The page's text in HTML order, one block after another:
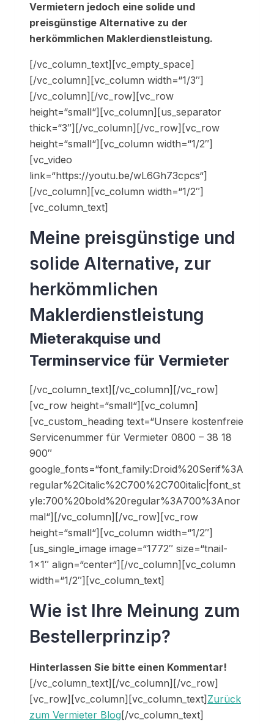
Vermietern jedoch eine solide und
preisgünstige Alternative zu der
herkömmlichen Maklerdienstleistung.
[/vc_column_text][vc_empty_space]
[/vc_column][vc_column width=“1/3″]
[/vc_column][/vc_row][vc_row
height=“small“][vc_column][us_separator
thick=“3″][/vc_column][/vc_row][vc_row
height=“small“][vc_column width=“1/2″]
[vc_video
link=“https://youtu.be/wL6Gh73cpcs“]
[/vc_column][vc_column width=“1/2″]
[vc_column_text]
Meine preisgünstige und
solide Alternative, zur
herkömmlichen
Maklerdienstleistung
Mieterakquise und
Terminservice für Vermieter
[/vc_column_text][/vc_column][/vc_row]
[vc_row height=“small“][vc_column]
[vc_custom_heading text=“Unsere kostenfreie
Servicenummer für Vermieter 0800 – 38 18
900″
google_fonts=“font_family:Droid%20Serif%3A
regular%2Citalic%2C700%2C700italic|font_st
yle:700%20bold%20regular%3A700%3Anor
mal“][/vc_column][/vc_row][vc_row
height=“small“][vc_column width=“1/2″]
[us_single_image image=“1772″ size=“tnail-
1×1″ align=“center“][/vc_column][vc_column
width=“1/2″][vc_column_text]
Wie ist Ihre Meinung zum
Bestellerprinzip?
Hinterlassen Sie bitte einen Kommentar!
[/vc_column_text][/vc_column][/vc_row]
[vc_row][vc_column][vc_column_text] Zurück
zum Vermieter Blog[/vc_column_text]